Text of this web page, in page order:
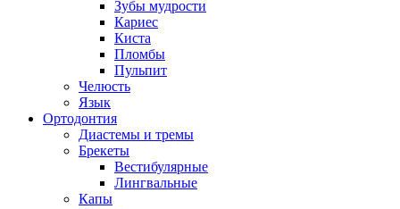
Зубы мудрости
Кариес
Киста
Пломбы
Пульпит
Челюсть
Язык
Ортодонтия
Диастемы и тремы
Брекеты
Вестибулярные
Лингвальные
Капы